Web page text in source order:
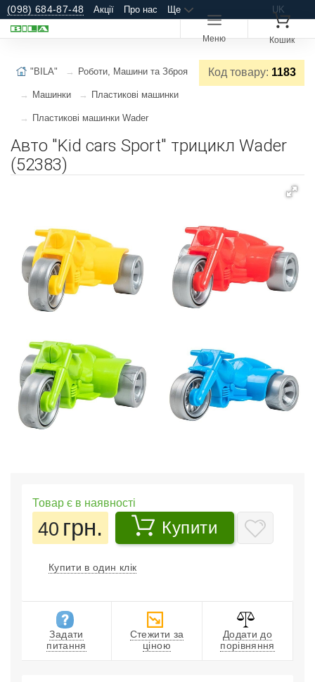
(098) 684-87-48 Акції Про нас Ще UK
Меню Кошик
Код товару: 1183
"BILA" Роботи, Машини та Зброя
Машинки Пластикові машинки
Пластикові машинки Wader
Авто "Kid cars Sport" трицикл Wader
(52383)
Товар є в наявності
40 грн. Купити
Купити в один клік
Задати
питання
Стежити за
ціною
Додати до
порівняння